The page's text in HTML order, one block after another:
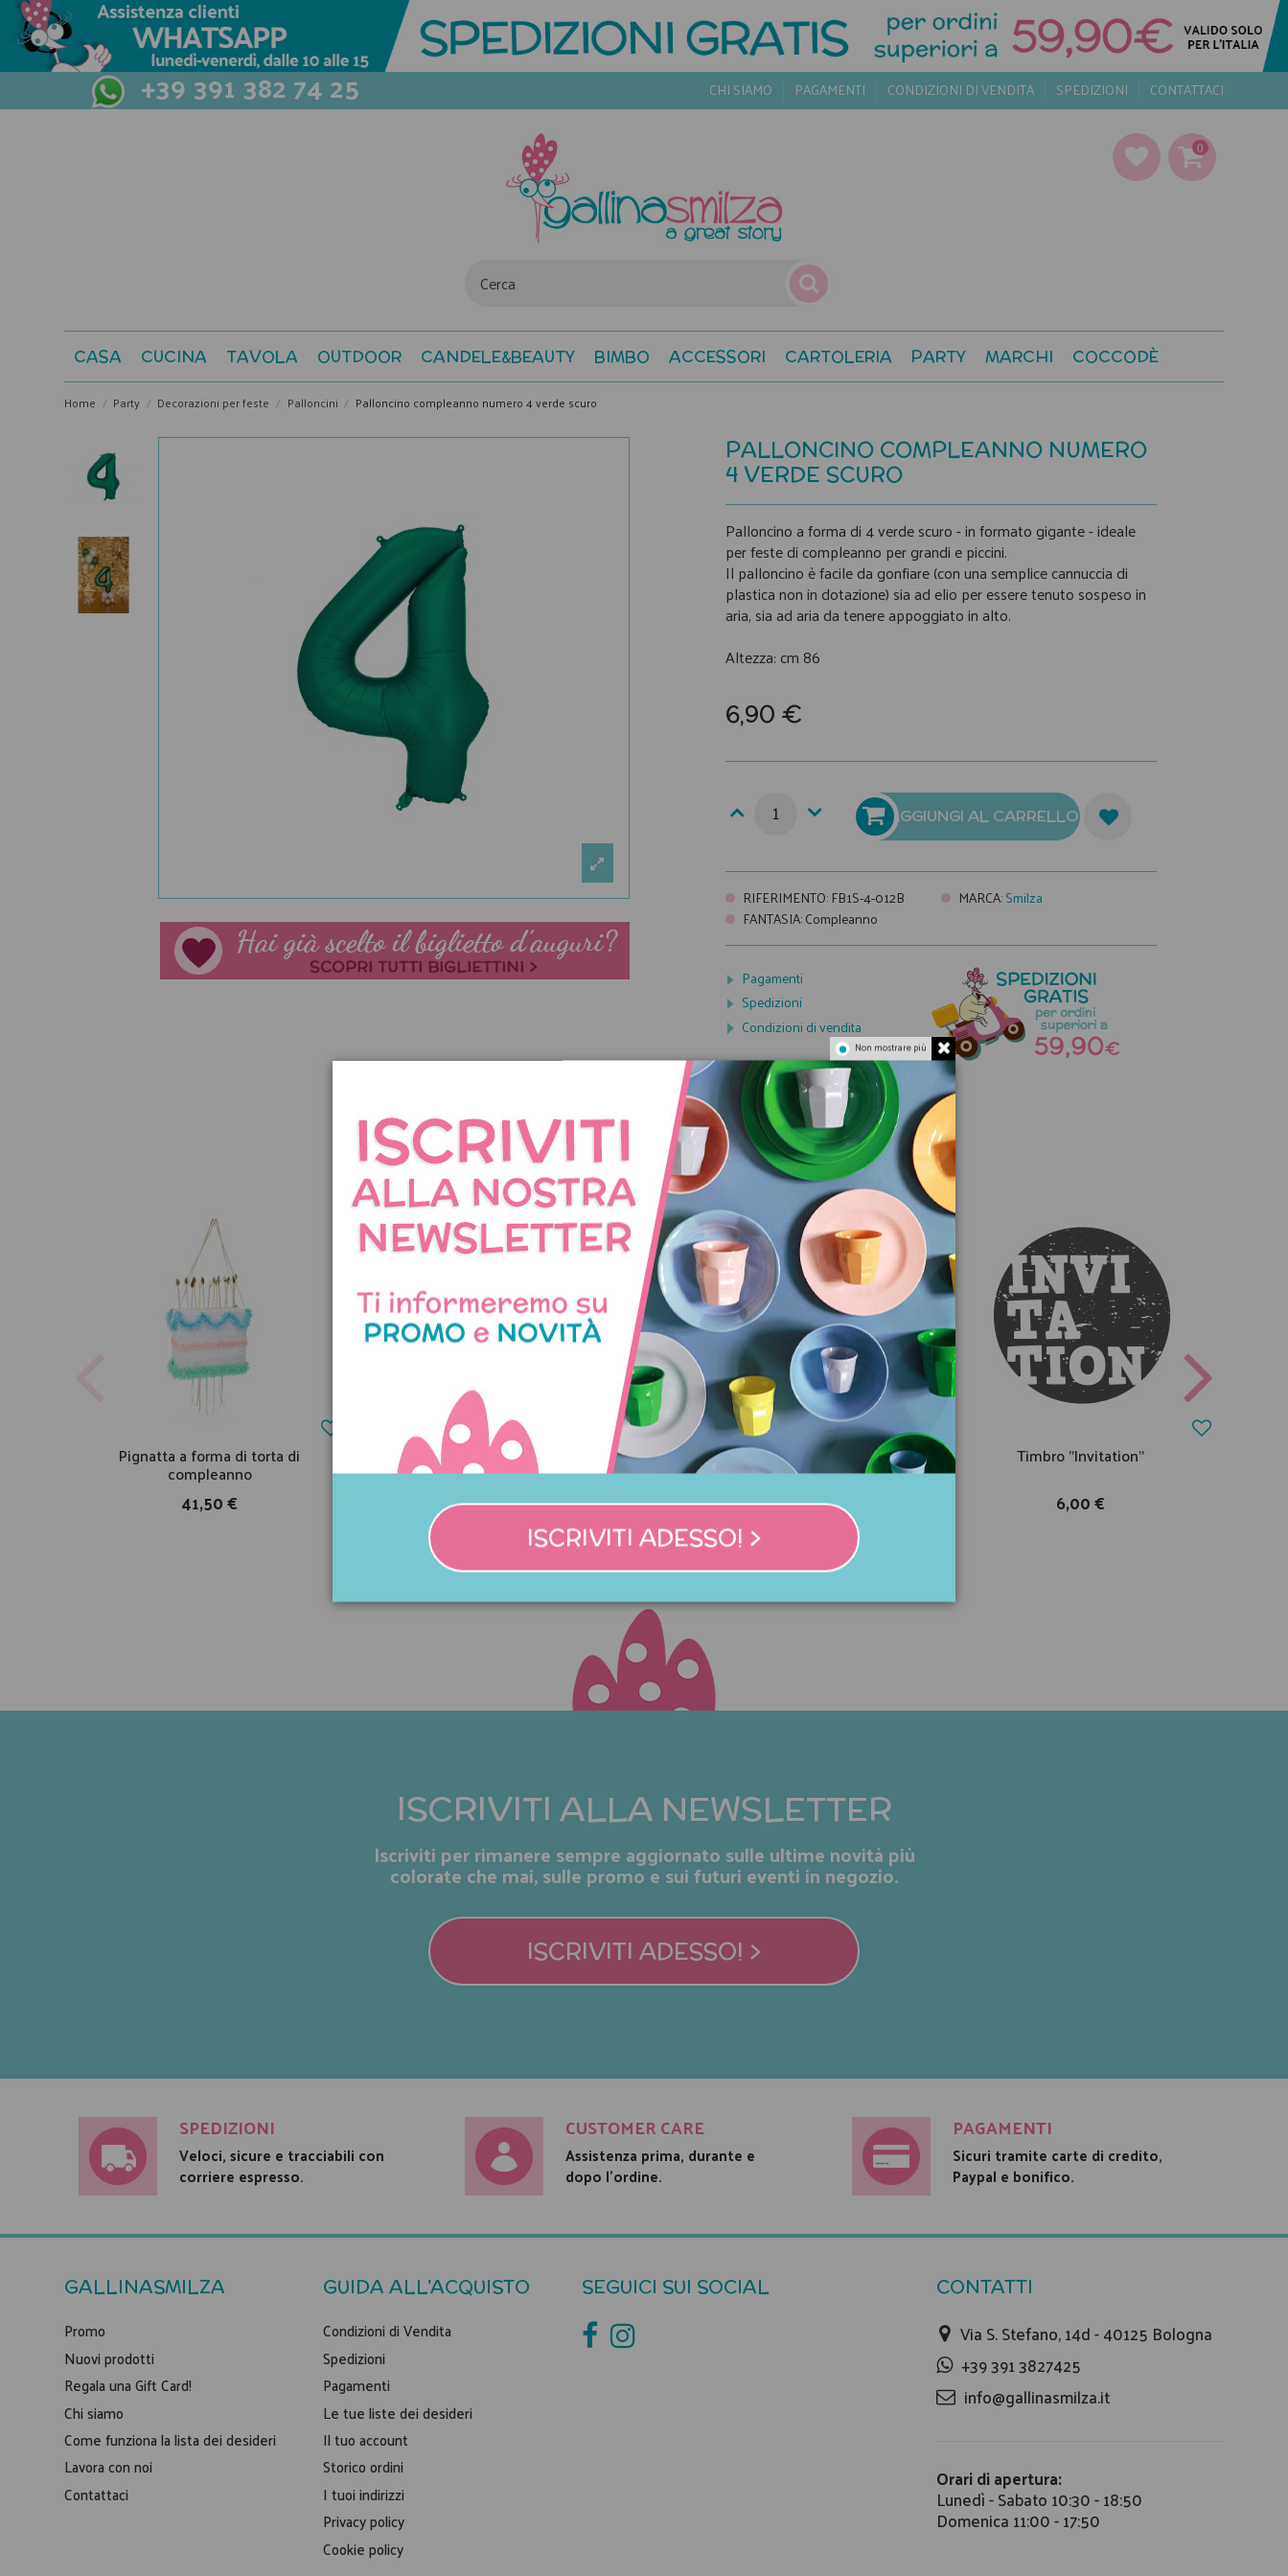
+39 391 382 74 25 CHI SIAMO PAGAMENTI CONDIZIONI DI VENDITA SPEDIZIONI CONTATTACI
0
CASA CUCINA TAVOLA OUTDOOR CANDELE&BEAUTY BIMBO ACCESSORI CARTOLERIA PARTY MARCHI COCCODÈ
Home Party Decorazioni per feste Palloncini Palloncino compleanno numero 4 verde scuro
PALLONCINO COMPLEANNO NUMERO
4 VERDE SCURO
Palloncino a forma di 4 verde scuro - in formato gigante - ideale
per feste di compleanno per grandi e piccini.
Il palloncino è facile da gonfiare (con una semplice cannuccia di
plastica non in dotazione) sia ad elio per essere tenuto sospeso in
aria, sia ad aria da tenere appoggiato in alto.
Altezza: cm 86
6,90 €
AGGIUNGI AL CARRELLO
RIFERIMENTO: FB1S-4-012B MARCA:Smilza
FANTASIA:Compleanno
Pagamenti
Spedizioni
Condizioni di vendita
CON LO STESSO TEMA
Pignatta a forma di torta di
compleanno
41,50 €
Pignatta di compleanno
Dinosauro T-Rex
41,50 €
Timbro "Date Time Place"
6,00 €
Timbro "Invitation"
6,00 €
ISCRIVITI ALLA NEWSLETTER
Iscriviti per rimanere sempre aggiornato sulle ultime novità più
colorate che mai, sulle promo e sui futuri eventi in negozio.
ISCRIVITI ADESSO! >
SPEDIZIONI
Veloci, sicure e tracciabili con
corriere espresso.
CUSTOMER CARE
Assistenza prima, durante e
dopo l'ordine.
PAGAMENTI
Sicuri tramite carte di credito,
Paypal e bonifico.
GALLINASMILZA
Promo
Nuovi prodotti
Regala una Gift Card!
Chi siamo
Come funziona la lista dei desideri
Lavora con noi
Contattaci
GUIDA ALL'ACQUISTO
Condizioni di Vendita
Spedizioni
Pagamenti
Le tue liste dei desideri
Il tuo account
Storico ordini
I tuoi indirizzi
Privacy policy
Cookie policy
SEGUICI SUI SOCIAL CONTATTI
Via S. Stefano, 14d - 40125 Bologna
+39 391 3827425
info@gallinasmilza.it
Orari di apertura:
Lunedì - Sabato 10:30 - 18:50
Domenica 11:00 - 17:50
Non mostrare più
ISCRIVITI ADESSO! >